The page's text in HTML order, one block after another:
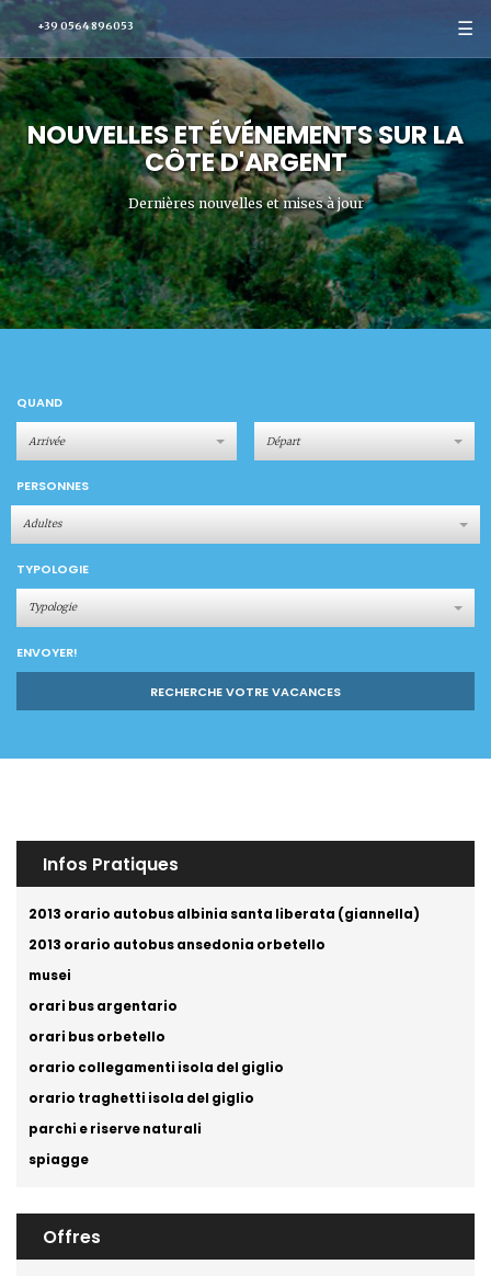
+39 0564 896053 ☰
NOUVELLES ET ÉVÉNEMENTS SUR LA
CÔTE D'ARGENT
Dernières nouvelles et mises à jour
QUAND
PERSONNES
Adultes
TYPOLOGIE
Typologie
ENVOYER!
RECHERCHE VOTRE VACANCES
Infos Pratiques
2013 orario autobus albinia santa liberata (giannella)
2013 orario autobus ansedonia orbetello
musei
orari bus argentario
orari bus orbetello
orario collegamenti isola del giglio
orario traghetti isola del giglio
parchi e riserve naturali
spiagge
Offres